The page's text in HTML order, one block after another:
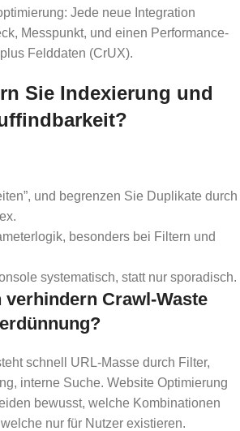
Jede neue Integration
Messpunkt, und einen Performance-
Felddaten (CrUX).
Sie Indexierung und
und begrenzen Sie Duplikate durch
besonders bei Filtern und
systematisch, statt nur sporadisch.
verhindern Crawl-Waste
schnell URL-Masse durch Filter,
interne Suche. Website Optimierung
bewusst, welche Kombinationen
nur für Nutzer existieren.